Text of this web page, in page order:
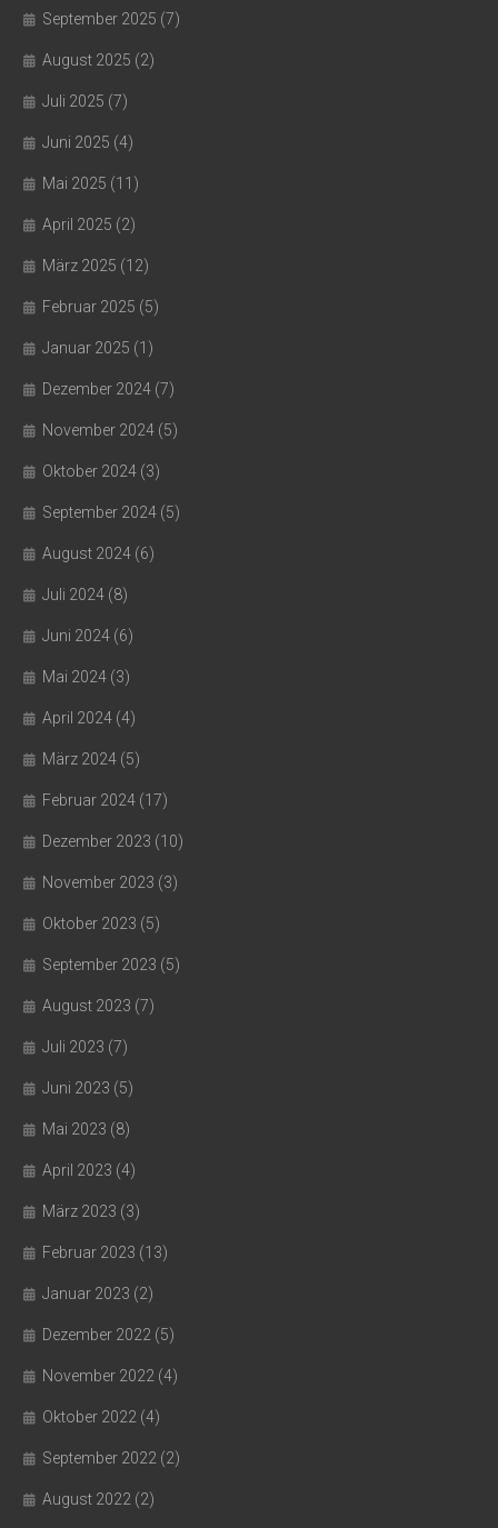
September 2025 (7)
August 2025 (2)
Juli 2025 (7)
Juni 2025 (4)
Mai 2025 (11)
April 2025 (2)
März 2025 (12)
Februar 2025 (5)
Januar 2025 (1)
Dezember 2024 (7)
November 2024 (5)
Oktober 2024 (3)
September 2024 (5)
August 2024 (6)
Juli 2024 (8)
Juni 2024 (6)
Mai 2024 (3)
April 2024 (4)
März 2024 (5)
Februar 2024 (17)
Dezember 2023 (10)
November 2023 (3)
Oktober 2023 (5)
September 2023 (5)
August 2023 (7)
Juli 2023 (7)
Juni 2023 (5)
Mai 2023 (8)
April 2023 (4)
März 2023 (3)
Februar 2023 (13)
Januar 2023 (2)
Dezember 2022 (5)
November 2022 (4)
Oktober 2022 (4)
September 2022 (2)
August 2022 (2)